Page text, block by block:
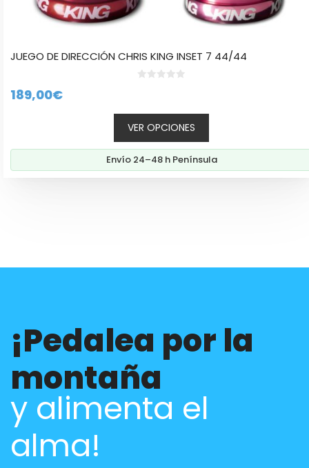
JUEGO DE DIRECCIÓN CHRIS KING INSET 7 44/44
189,00€
VER OPCIONES
Envío 24–48 h Península
¡Pedalea por la
montaña
y alimenta el
alma!